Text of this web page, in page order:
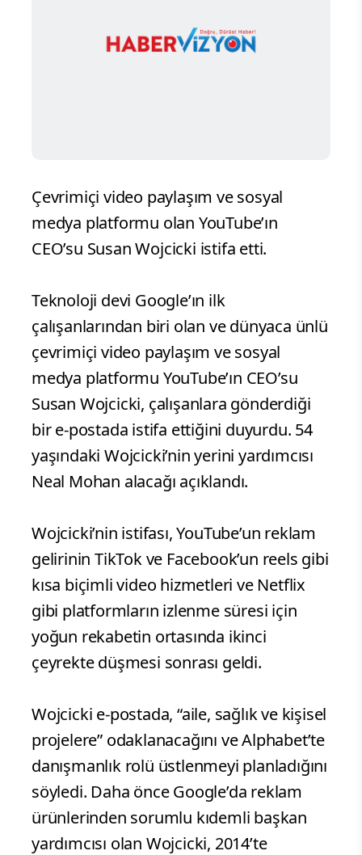
Çevrimiçi video paylaşım ve sosyal
medya platformu olan YouTube’ın
CEO’su Susan Wojcicki istifa etti.
Teknoloji devi Google’ın ilk
çalışanlarından biri olan ve dünyaca ünlü
çevrimiçi video paylaşım ve sosyal
medya platformu YouTube’ın CEO’su
Susan Wojcicki, çalışanlara gönderdiği
bir e-postada istifa ettiğini duyurdu. 54
yaşındaki Wojcicki’nin yerini yardımcısı
Neal Mohan alacağı açıklandı.
Wojcicki’nin istifası, YouTube’un reklam
gelirinin TikTok ve Facebook’un reels gibi
kısa biçimli video hizmetleri ve Netflix
gibi platformların izlenme süresi için
yoğun rekabetin ortasında ikinci
çeyrekte düşmesi sonrası geldi.
Wojcicki e-postada, “aile, sağlık ve kişisel
projelere” odaklanacağını ve Alphabet’te
danışmanlık rolü üstlenmeyi planladığını
söyledi. Daha önce Google’da reklam
ürünlerinden sorumlu kıdemli başkan
yardımcısı olan Wojcicki, 2014’te